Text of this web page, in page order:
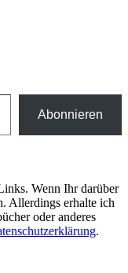
Abonnieren
Wenn Ihr darüber
Allerdings erhalte ich
oder anderes
.